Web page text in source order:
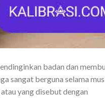
badan dan
sangat berguna selama
yang disebut dengan